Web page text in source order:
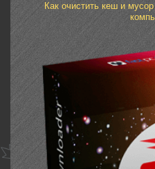
Как очистить кеш и